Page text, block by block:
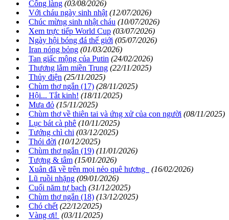
Cổng làng (03/08/2026)
Với cháu ngày sinh nhật (12/07/2026)
Chúc mừng sinh nhật cháu (10/07/2026)
Xem trực tiếp World Cup (03/07/2026)
Ngày hội bóng đá thế giới (05/07/2026)
Iran nóng bỏng (01/03/2026)
Tan giấc mộng của Putin (24/02/2026)
Thương lắm miền Trung (22/11/2025)
Thủy điện (25/11/2025)
Chùm thơ ngắn (17) (28/11/2025)
Hội... Tắt kinh! (18/11/2025)
Mưa đỏ (15/11/2025)
Chùm thơ về thiên tai và ứng xử của con người (08/11/2025)
Lục bát cà phê (10/11/2025)
Tướng chì chi (03/12/2025)
Thói đời (10/12/2025)
Chùm thơ ngắn (19) (11/01/2026)
Tượng & tâm (15/01/2026)
Xuân đã về trên mọi nẻo quê hương
(16/02/2026)
Lũ ruồi nhặng (09/01/2026)
Cuối năm tự bạch (31/12/2025)
Chùm thơ ngắn (18) (13/12/2025)
Chó chết (22/12/2025)
Vàng ơi! (03/11/2025)